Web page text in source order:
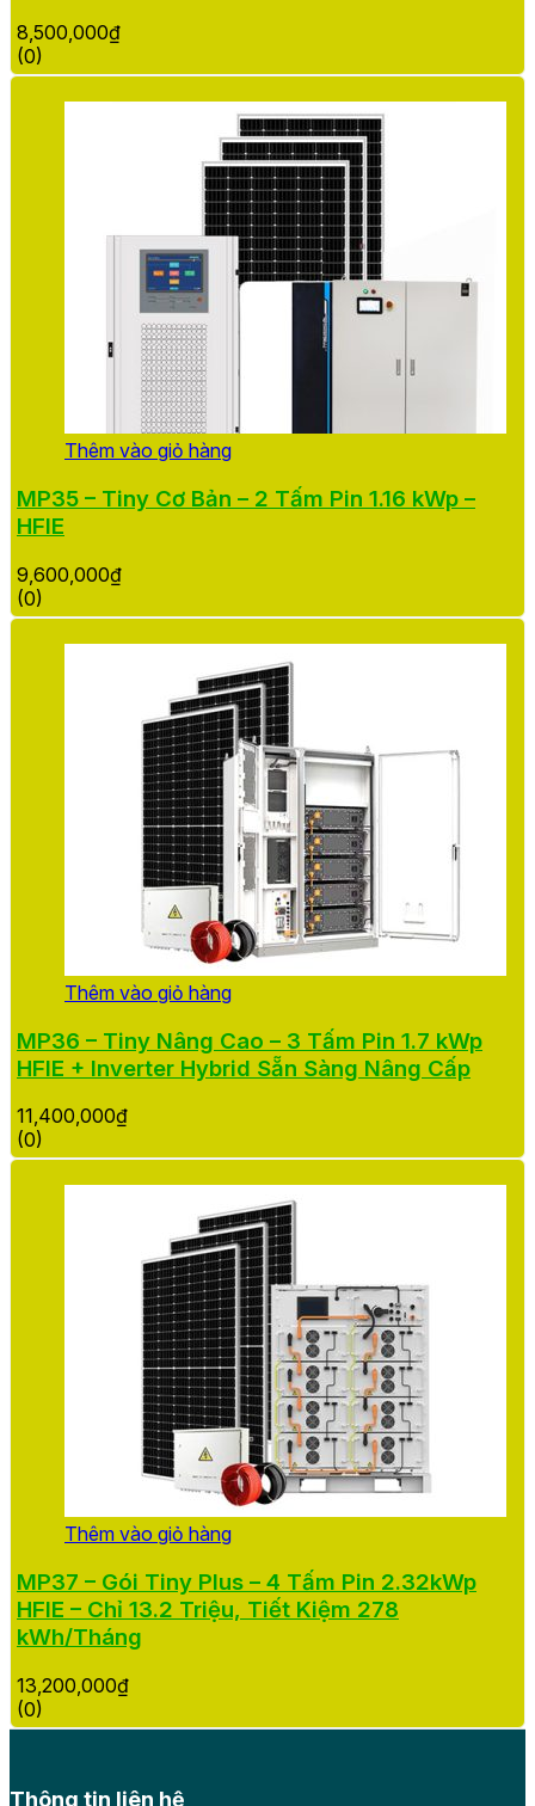
8,500,000₫
(0)
Thêm vào giỏ hàng
MP35 – Tiny Cơ Bản – 2 Tấm Pin 1.16 kWp –
HFIE
9,600,000₫
(0)
Thêm vào giỏ hàng
MP36 – Tiny Nâng Cao – 3 Tấm Pin 1.7 kWp
HFIE + Inverter Hybrid Sẵn Sàng Nâng Cấp
11,400,000₫
(0)
Thêm vào giỏ hàng
MP37 – Gói Tiny Plus – 4 Tấm Pin 2.32kWp
HFIE – Chỉ 13.2 Triệu, Tiết Kiệm 278
kWh/Tháng
13,200,000₫
(0)
Thông tin liên hệ